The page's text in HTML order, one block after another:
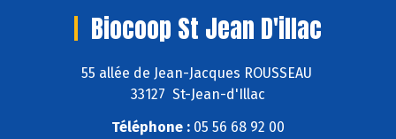
Biocoop St Jean D'illac
55 allée de Jean-Jacques ROUSSEAU
33127 St-Jean-d'Illac
Téléphone : 05 56 68 92 00